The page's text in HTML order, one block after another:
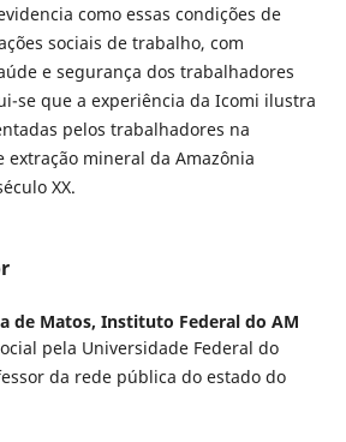
como essas condições de
sociais de trabalho, com
e segurança dos trabalhadores
se que a experiência da Icomi ilustra
pelos trabalhadores na
mineral da Amazônia
XX.
de Matos, Instituto Federal do AM
pela Universidade Federal do
da rede pública do estado do